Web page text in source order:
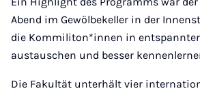
Abend im Gewölbekeller in der
die Kommiliton*innen in
austauschen und besser
Die Fakultät unterhält vier